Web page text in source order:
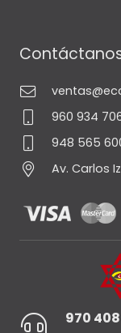
960 934
948 565
Av. Carlos
970